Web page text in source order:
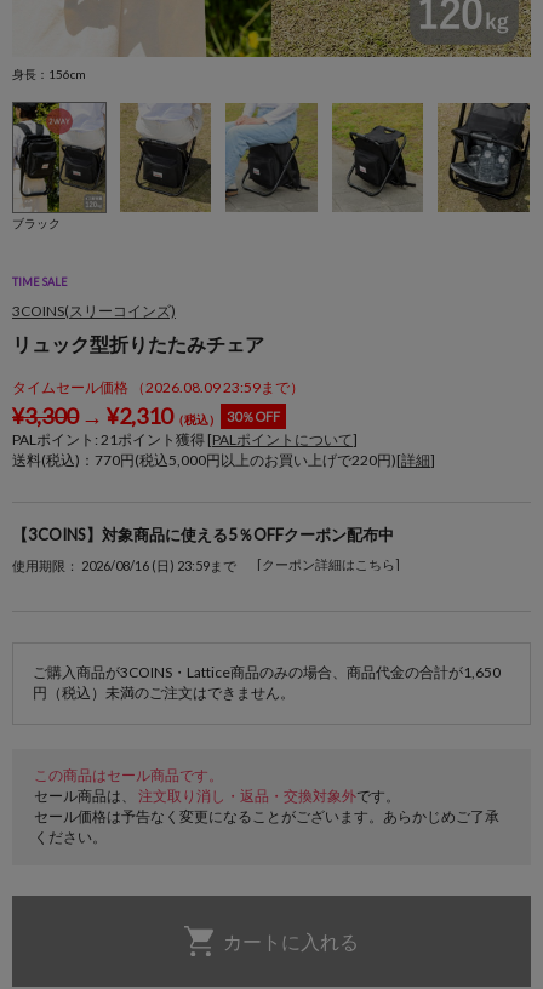
身長：156cm
ブラック
TIME SALE
3COINS(スリーコインズ)
リュック型折りたたみチェア
タイムセール価格 （2026.08.09 23:59まで）
¥3,300→ ¥2,310（税込） 30％OFF
PALポイント: 21ポイント獲得 [PALポイントについて]
送料(税込)：770円(税込5,000円以上のお買い上げで220円)[詳細]
【3COINS】対象商品に使える5％OFFクーポン配布中
使用期限： 2026/08/16 (日) 23:59まで [クーポン詳細はこちら]
ご購入商品が3COINS・Lattice商品のみの場合、商品代金の合計が1,650
円（税込）未満のご注文はできません。
この商品はセール商品です。
セール商品は、 注文取り消し・返品・交換対象外です。
セール価格は予告なく変更になることがございます。あらかじめご了承
ください。